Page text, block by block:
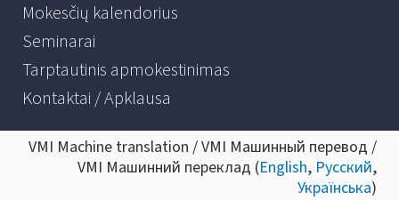
Mokesčių kalendorius
Seminarai
Tarptautinis apmokestinimas
Kontaktai / Apklausa
VMI Machine translation / VMI Машинный перевод /
VMI Машинний переклад (English, Русский,
Українська)